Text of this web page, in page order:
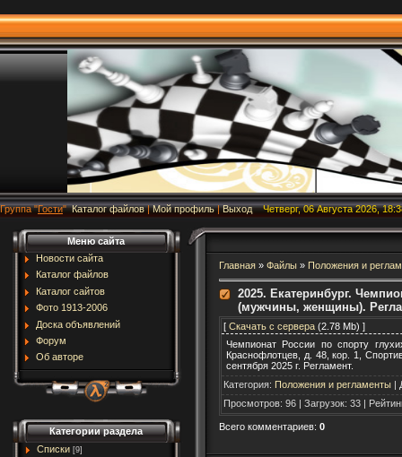
Группа"Гости" Каталог файлов |Мой профиль |Выход Четверг, 06 Августа 2026,
Меню сайта
Новости сайта
Каталог файлов
Каталог сайтов
Фото 1913-2006
Доска объявлений
Форум
Об авторе
Категории раздела
Списки [9]
Главная » Файлы » Положения и
2025. Екатеринбург.
(мужчины, женщины).
[ Скачать с сервера (2.78 Mb) ]
Чемпионат России по спорту
Краснофлотцев, д. 48, кор. 1,
сентября 2025 г. Регламент.
Категория: Положения и регламенты |
Просмотров: 96 | Загрузок: 33 |
Всего комментариев: 0